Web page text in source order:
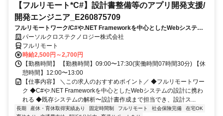
【フルリモート*C#】設計書整備等のアプリ開発支援/
開発エンジニア_E260875709
フルリモートワーク/C#や.NET Frameworkを中心としたWebシステム
の設計に携われる/既存システムの解析〜設計書作成まで担当でき、設計
スキルを磨ける
パーソルクロステクノロジー株式会社
フルリモート
時給2,500円～2,700円
【勤務時間】 【勤務時間】09:00〜17:30(実働時間07時間30分) 【休
憩時間】12:00〜13:00
【仕事内容】 ＼この求人のおすすめポイント／ ◆フルリモートワー
ク ◆C#や.NET Frameworkを中心としたWebシステムの設計に携わ
れる ◆既存システムの解析〜設計書作成まで担当でき、設計ス...
長期 産休・育休取得実績あり 固定時間制 フルリモート 社会保険完備
在宅OK